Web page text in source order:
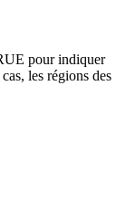
pour indiquer
les régions des